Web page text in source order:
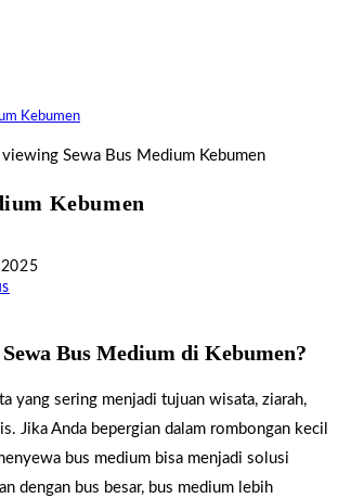
Kebumen
Kebumen
Bus Medium di Kebumen?
yang sering menjadi tujuan wisata, ziarah,
Jika Anda bepergian dalam rombongan kecil
bus medium bisa menjadi solusi
dengan bus besar, bus medium lebih